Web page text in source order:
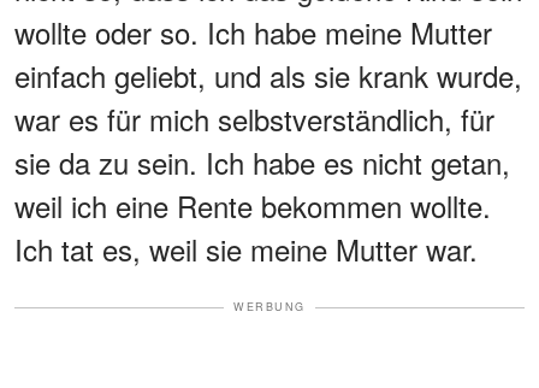
wollte oder so. Ich habe meine Mutter
einfach geliebt, und als sie krank wurde,
war es für mich selbstverständlich, für
sie da zu sein. Ich habe es nicht getan,
weil ich eine Rente bekommen wollte.
Ich tat es, weil sie meine Mutter war.
WERBUNG